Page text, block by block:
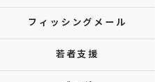
フィッシングメール
若者支援